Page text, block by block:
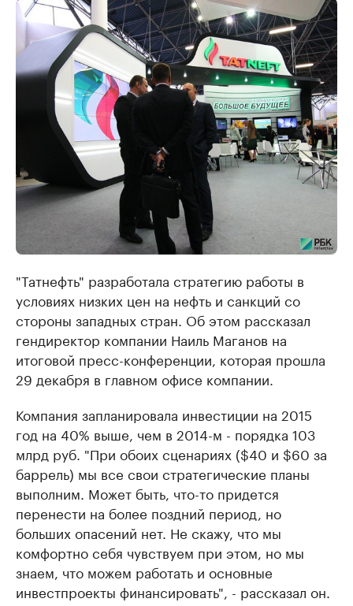
"Татнефть" разработала стратегию работы в
условиях низких цен на нефть и санкций со
стороны западных стран. Об этом рассказал
гендиректор компании Наиль Маганов на
итоговой пресс-конференции, которая прошла
29 декабря в главном офисе компании.
Компания запланировала инвестиции на 2015
год на 40% выше, чем в 2014-м - порядка 103
млрд руб. "При обоих сценариях ($40 и $60 за
баррель) мы все свои стратегические планы
выполним. Может быть, что-то придется
перенести на более поздний период, но
больших опасений нет. Не скажу, что мы
комфортно себя чувствуем при этом, но мы
знаем, что можем работать и основные
инвестпроекты финансировать", - рассказал он.